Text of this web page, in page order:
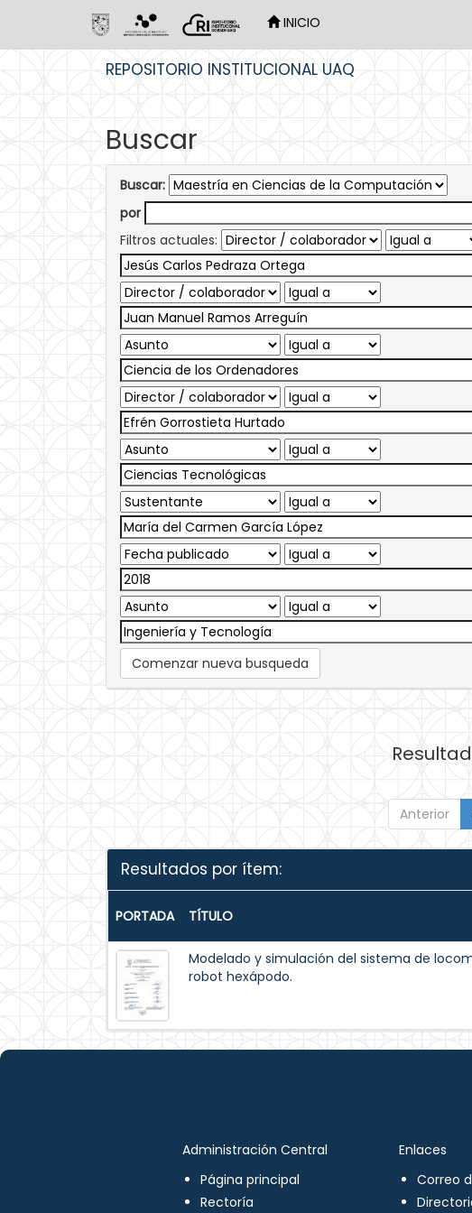
INICIO
REPOSITORIO INSTITUCIONAL UAQ
Buscar
Buscar:
por
Filtros actuales:
Comenzar nueva busqueda
Anterior
Resultados por ítem:
PORTADA TÍTULO
Modelado y simulación del sistema de
robot hexápodo.
Administración Central
Página principal
Rectoría
Enlaces
Correo